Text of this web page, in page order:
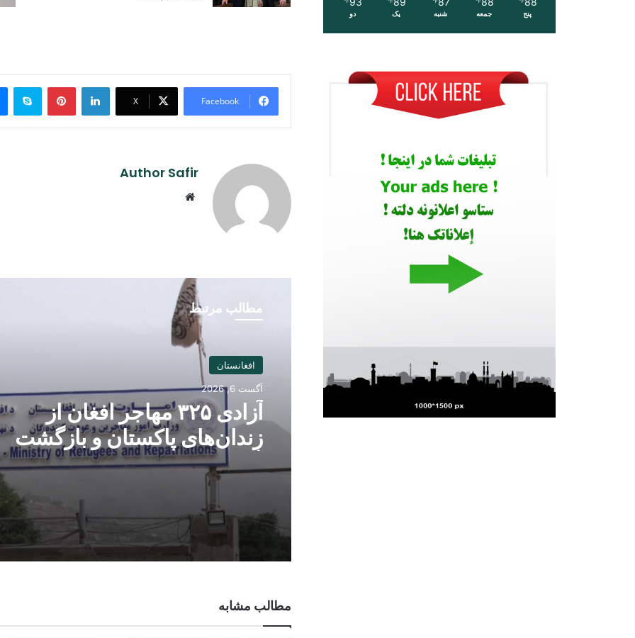
Facebook
X
LinkedIn
Pinterest
Author Safir
مطالب مرتبط
افغانستان
آگست 6, 2026
آزادی ۳۲۵ مهاجر افغان از
زندان‌های پاکستان و بازگشت
آنان به کشور
مطالب مشابه
پنج جمعه شنبه یک دو